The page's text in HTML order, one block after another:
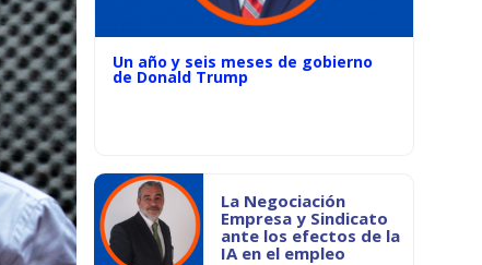
Un año y seis meses de gobierno
de Donald Trump
La Negociación
Empresa y Sindicato
ante los efectos de la
IA en el empleo